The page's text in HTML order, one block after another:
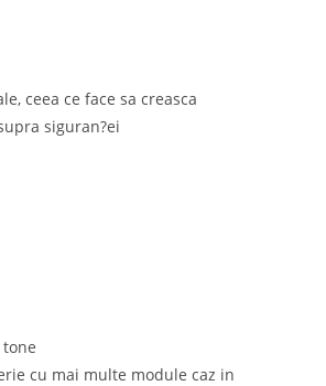
ceea ce face sa creasca
siguran?ei
cu mai multe module caz in